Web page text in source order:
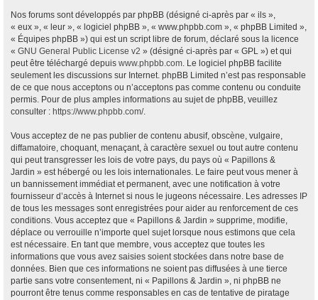
Nos forums sont développés par phpBB (désigné ci-après par « ils »,
« eux », « leur », « logiciel phpBB », « www.phpbb.com », « phpBB Limited »,
« Équipes phpBB ») qui est un script libre de forum, déclaré sous la licence
« GNU General Public License v2 » (désigné ci-après par « GPL ») et qui
peut être téléchargé depuis www.phpbb.com. Le logiciel phpBB facilite
seulement les discussions sur Internet. phpBB Limited n’est pas responsable
de ce que nous acceptons ou n’acceptons pas comme contenu ou conduite
permis. Pour de plus amples informations au sujet de phpBB, veuillez
consulter : https://www.phpbb.com/.
Vous acceptez de ne pas publier de contenu abusif, obscène, vulgaire,
diffamatoire, choquant, menaçant, à caractère sexuel ou tout autre contenu
qui peut transgresser les lois de votre pays, du pays où « Papillons &
Jardin » est hébergé ou les lois internationales. Le faire peut vous mener à
un bannissement immédiat et permanent, avec une notification à votre
fournisseur d’accès à Internet si nous le jugeons nécessaire. Les adresses IP
de tous les messages sont enregistrées pour aider au renforcement de ces
conditions. Vous acceptez que « Papillons & Jardin » supprime, modifie,
déplace ou verrouille n’importe quel sujet lorsque nous estimons que cela
est nécessaire. En tant que membre, vous acceptez que toutes les
informations que vous avez saisies soient stockées dans notre base de
données. Bien que ces informations ne soient pas diffusées à une tierce
partie sans votre consentement, ni « Papillons & Jardin », ni phpBB ne
pourront être tenus comme responsables en cas de tentative de piratage